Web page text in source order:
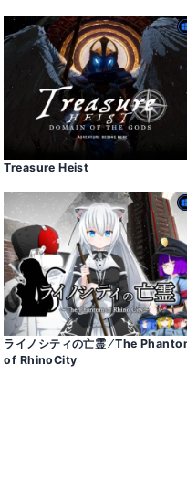
Treasure Heist
ライノシティの亡霊 ⁄ The
of RhinoCity